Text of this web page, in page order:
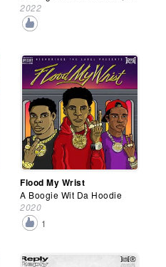
2022
Flood My Wrist
A Boogie Wit Da Hoodie
2020
1